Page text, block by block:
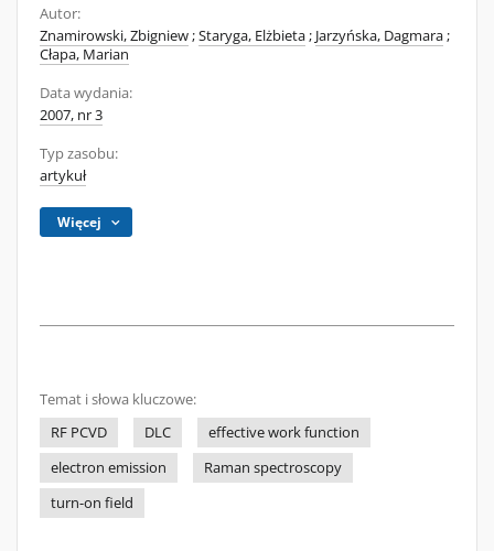
Autor:
Znamirowski, Zbigniew;Staryga, Elżbieta; Jarzyńska, Dagmara;
Cłapa, Marian
Data wydania:
2007, nr 3
Typ zasobu:
artykuł
Więcej
Temat i słowa kluczowe:
RF PCVD
DLC
effective work function
electron emission
Raman spectroscopy
turn-on field